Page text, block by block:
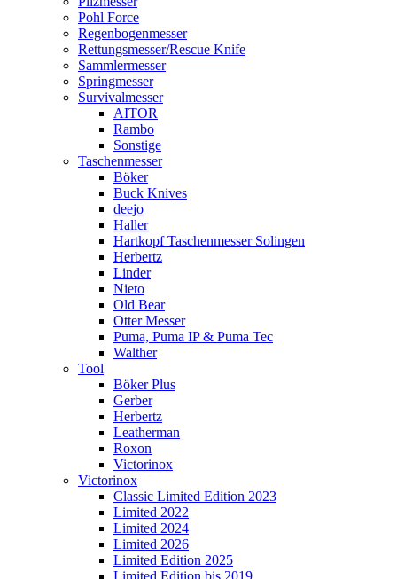
Pohl Force
Regenbogenmesser
Rettungsmesser/Rescue Knife
Sammlermesser
Springmesser
Survivalmesser
AITOR
Rambo
Sonstige
Taschenmesser
Böker
Buck Knives
deejo
Haller
Hartkopf Taschenmesser Solingen
Herbertz
Linder
Nieto
Old Bear
Otter Messer
Puma, Puma IP & Puma Tec
Walther
Tool
Böker Plus
Gerber
Herbertz
Leatherman
Roxon
Victorinox
Victorinox
Classic Limited Edition 2023
Limited 2022
Limited 2024
Limited 2026
Limited Edition 2025
Limited Edition bis 2019